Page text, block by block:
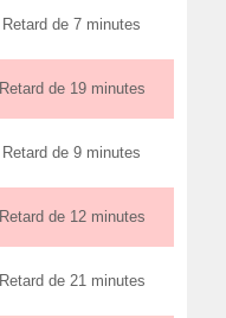
Retard de 7 minutes
Retard de 19 minutes
Retard de 9 minutes
Retard de 12 minutes
Retard de 21 minutes